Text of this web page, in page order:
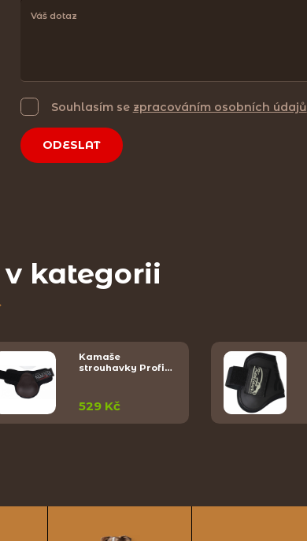
Souhlasím se zpracováním osobních údajů
ODESLAT
kategorii
Kamaše
strouhavky Profi…
529 Kč